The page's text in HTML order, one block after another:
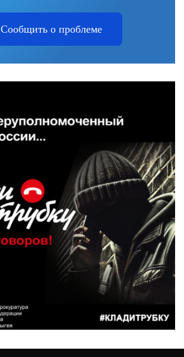
Сообщить о проблеме